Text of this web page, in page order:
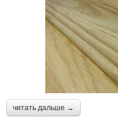
читать дальше →